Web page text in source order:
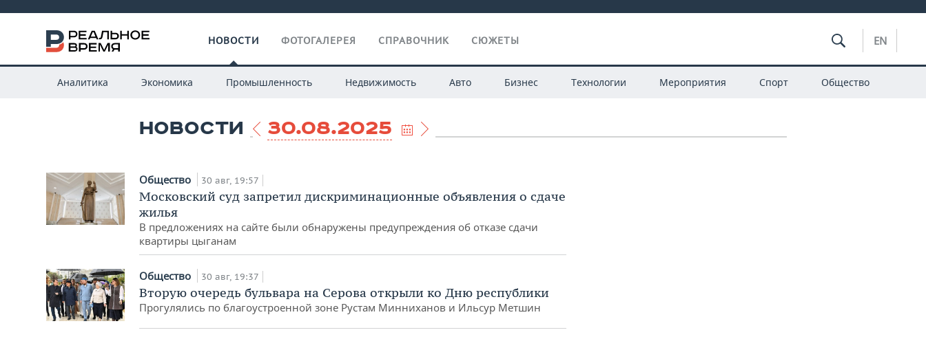
НОВОСТИ ФОТОГАЛЕРЕЯ СПРАВОЧНИК СЮЖЕТЫ EN
Аналитика Экономика Промышленность Недвижимость Авто Бизнес Технологии Мероприятия Спорт Общество
НОВОСТИ 30.08.2025
Общество 30 авг, 19:57
Московский суд запретил дискриминационные объявления о сдаче
жилья
В предложениях на сайте были обнаружены предупреждения об отказе сдачи
квартиры цыганам
Общество 30 авг, 19:37
Вторую очередь бульвара на Серова открыли ко Дню республики
Прогулялись по благоустроенной зоне Рустам Минниханов и Ильсур Метшин